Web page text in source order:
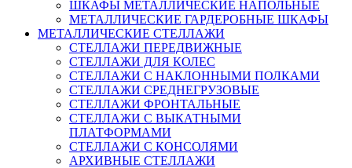
ШКАФЫ МЕТАЛЛИЧЕСКИЕ НАПОЛЬНЫЕ
МЕТАЛЛИЧЕСКИЕ ГАРДЕРОБНЫЕ ШКАФЫ
МЕТАЛЛИЧЕСКИЕ СТЕЛЛАЖИ
СТЕЛЛАЖИ ПЕРЕДВИЖНЫЕ
СТЕЛЛАЖИ ДЛЯ КОЛЕС
СТЕЛЛАЖИ С НАКЛОННЫМИ ПОЛКАМИ
СТЕЛЛАЖИ СРЕДНЕГРУЗОВЫЕ
СТЕЛЛАЖИ ФРОНТАЛЬНЫЕ
СТЕЛЛАЖИ С ВЫКАТНЫМИ
ПЛАТФОРМАМИ
СТЕЛЛАЖИ С КОНСОЛЯМИ
АРХИВНЫЕ СТЕЛЛАЖИ